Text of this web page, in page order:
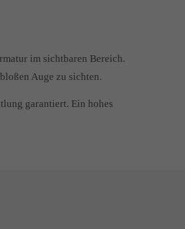
im sichtbaren Bereich.
Auge zu sichten.
garantiert. Ein hohes